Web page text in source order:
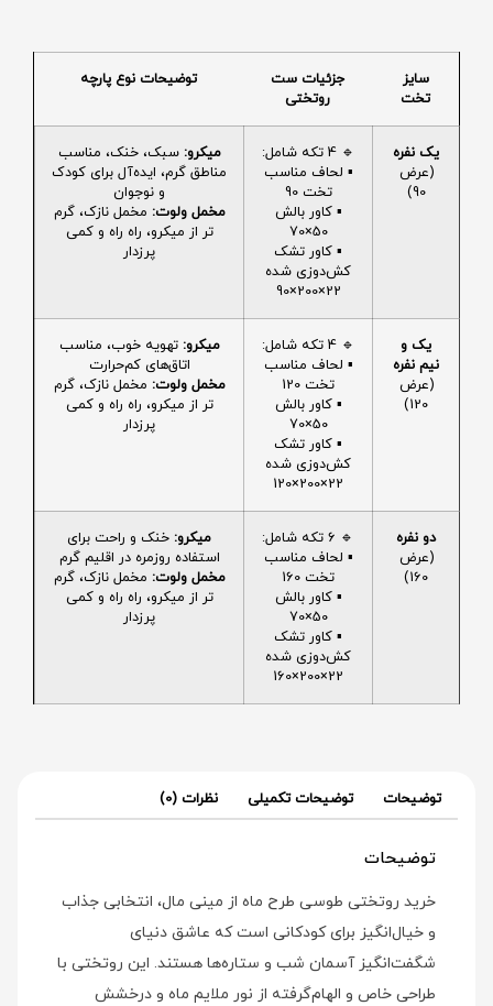
سایز
تخت
جزئیات ست
روتختی
توضیحات نوع پارچه
یک نفره
(عرض
90)
🔹 4 تکه شامل:
▪️ لحاف مناسب
تخت 90
▪️ کاور بالش
50×70
▪️ کاور تشک
کش‌دوزی شده
22×200×90
میکرو: سبک، خنک، مناسب
مناطق گرم، ایده‌آل برای کودک
و نوجوان
مخمل ولوت: مخمل نازک، گرم
تر از میکرو، راه راه و کمی
پرزدار
یک و
نیم نفره
(عرض
120)
🔹 4 تکه شامل:
▪️ لحاف مناسب
تخت 120
▪️ کاور بالش
50×70
▪️ کاور تشک
کش‌دوزی شده
22×200×120
میکرو: تهویه خوب، مناسب
اتاق‌های کم‌حرارت
مخمل ولوت: مخمل نازک، گرم
تر از میکرو، راه راه و کمی
پرزدار
دو نفره
(عرض
160)
🔹 6 تکه شامل:
▪️ لحاف مناسب
تخت 160
▪️ کاور بالش
50×70
▪️ کاور تشک
کش‌دوزی شده
22×200×160
میکرو: خنک و راحت برای
استفاده روزمره در اقلیم گرم
مخمل ولوت: مخمل نازک، گرم
تر از میکرو، راه راه و کمی
پرزدار
توضیحات توضیحات تکمیلی نظرات (0)
توضیحات
خرید روتختی طوسی طرح ماه از مینی‌ مال، انتخابی جذاب
و خیال‌انگیز برای کودکانی است که عاشق دنیای
شگفت‌انگیز آسمان شب و ستاره‌ها هستند. این روتختی با
طراحی خاص و الهام‌گرفته از نور ملایم ماه و درخشش